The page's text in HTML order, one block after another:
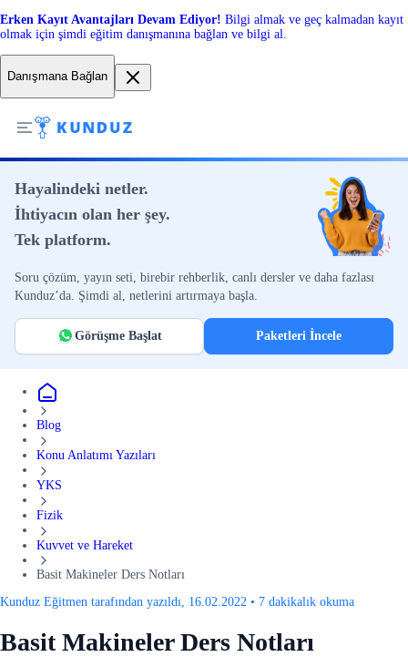
Erken Kayıt Avantajları Devam Ediyor! Bilgi almak ve geç kalmadan kayıt
olmak için şimdi eğitim danışmanına bağlan ve bilgi al.
Danışmana Bağlan
Hayalindeki netler.
İhtiyacın olan her şey.
Tek platform.
Soru çözüm, yayın seti, birebir rehberlik, canlı dersler ve daha fazlası
Kunduz’da. Şimdi al, netlerini artırmaya başla.
Görüşme Başlat Paketleri İncele
Blog
Konu Anlatımı Yazıları
YKS
Fizik
Kuvvet ve Hareket
Basit Makineler Ders Notları
Kunduz Eğitmen tarafından yazıldı, 16.02.2022 • 7 dakikalık okuma
Basit Makineler Ders Notları